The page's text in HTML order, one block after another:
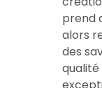
prend
alors
des